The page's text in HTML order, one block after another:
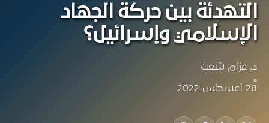
بين حركة الجهاد
وإسرائيل؟
عزام شعث